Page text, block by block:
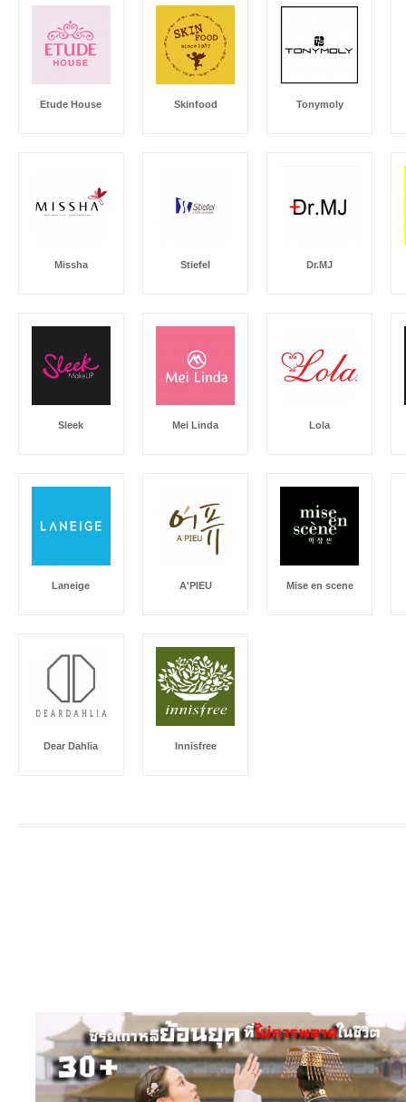
Etude House Skinfood Tonymoly
Missha Stiefel Dr.MJ
Sleek Mei Linda Lola
Laneige A'PIEU Mise en scene
Dear Dahlia Innisfree